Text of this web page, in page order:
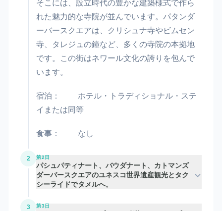
そこには、設立時代の豊かな建築様式で作ら
れた魅力的な寺院が並んでいます。パタンダ
ーバースクエアは、クリシュナ寺やビムセン
寺、タレジュの鐘など、多くの寺院の本拠地
です。この街はネワール文化の誇りを包んで
います。
宿泊：
ホテル・トラディショナル・ステ
イまたは同等
食事： なし
2 第2日
パシュパティナート、バウダナート、カトマンズ
ダーバースクエアのユネスコ世界遺産観光とタク
シーライドでタメルへ。
3 第3日